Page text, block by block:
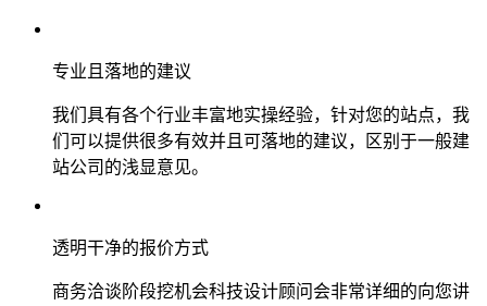
专业且落地的建议
我们具有各个行业丰富地实操经验，针对您的站点，我
们可以提供很多有效并且可落地的建议，区别于一般建
站公司的浅显意见。
透明干净的报价方式
商务洽谈阶段挖机会科技设计顾问会非常详细的向您讲